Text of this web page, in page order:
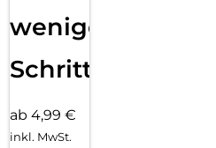
wenigen
Schritten
ab 4,99 €
inkl. MwSt.